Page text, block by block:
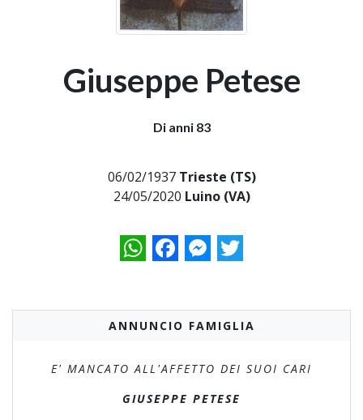
Giuseppe Petese
Di anni 83
06/02/1937 Trieste (TS)
24/05/2020 Luino (VA)
WhatsAppFacebookMessenger
Twitter
ANNUNCIO FAMIGLIA
E' MANCATO ALL'AFFETTO DEI SUOI CARI
GIUSEPPE PETESE